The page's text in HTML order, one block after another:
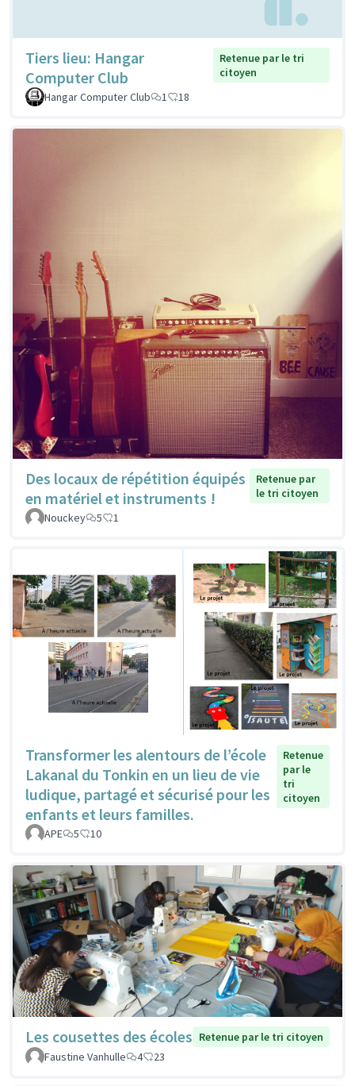
Tiers lieu: Hangar
Computer Club
Retenue par le tri
citoyen
Hangar Computer Club
1 18
Des locaux de répétition équipés
en matériel et instruments !
Retenue par
le tri citoyen
Nouckey
5 1
Transformer les alentours de l’école
Lakanal du Tonkin en un lieu de vie
ludique, partagé et sécurisé pour les
enfants et leurs familles.
Retenue
par le
tri
citoyen
APE 5 10
Les cousettes des écoles Retenue par le tri citoyen
Faustine Vanhulle
4 23